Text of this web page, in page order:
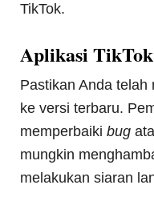
TikTok.
Aplikasi
Pastikan Anda telah
ke versi terbaru.
memperbaikibug
mungkin
melakukan siaran